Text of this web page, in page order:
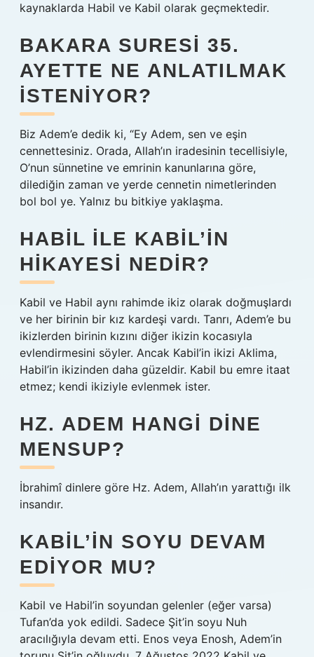
kaynaklarda Habil ve Kabil olarak geçmektedir.
BAKARA SURESI 35.
AYETTE NE ANLATILMAK
ISTENIYOR?
Biz Adem’e dedik ki, “Ey Adem, sen ve eşin
cennettesiniz. Orada, Allah’ın iradesinin tecellisiyle,
O’nun sünnetine ve emrinin kanunlarına göre,
dilediğin zaman ve yerde cennetin nimetlerinden
bol bol ye. Yalnız bu bitkiye yaklaşma.
HABIL ILE KABIL’IN
HIKAYESI NEDIR?
Kabil ve Habil aynı rahimde ikiz olarak doğmuşlardı
ve her birinin bir kız kardeşi vardı. Tanrı, Adem’e bu
ikizlerden birinin kızını diğer ikizin kocasıyla
evlendirmesini söyler. Ancak Kabil’in ikizi Aklima,
Habil’in ikizinden daha güzeldir. Kabil bu emre itaat
etmez; kendi ikiziyle evlenmek ister.
HZ. ADEM HANGI DINE
MENSUP?
İbrahimî dinlere göre Hz. Adem, Allah’ın yarattığı ilk
insandır.
KABIL’IN SOYU DEVAM
EDIYOR MU?
Kabil ve Habil’in soyundan gelenler (eğer varsa)
Tufan’da yok edildi. Sadece Şit’in soyu Nuh
aracılığıyla devam etti. Enos veya Enosh, Adem’in